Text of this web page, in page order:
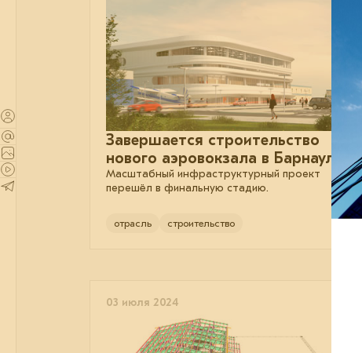
Завершается строительство
нового аэровокзала в Барнауле
Масштабный инфраструктурный проект
перешёл в финальную стадию.
отрасль строительство
03 июля 2024